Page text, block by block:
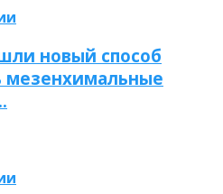
новый способ
мезенхимальные